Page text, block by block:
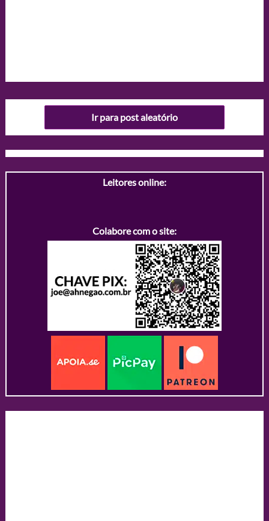
Ir para post aleatório
Leitores online:
Colabore com o site: